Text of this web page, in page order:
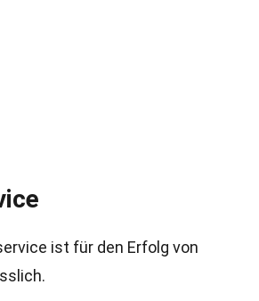
ist für den Erfolg von